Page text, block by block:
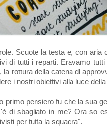
Scuote la testa e, con
di tutti i reparti. Eravamo
la rottura della catena di
i nostri obiettivi alla luce
primo pensiero fu che la sua
di sbagliato in me? Ora so
per tutta la squadra".